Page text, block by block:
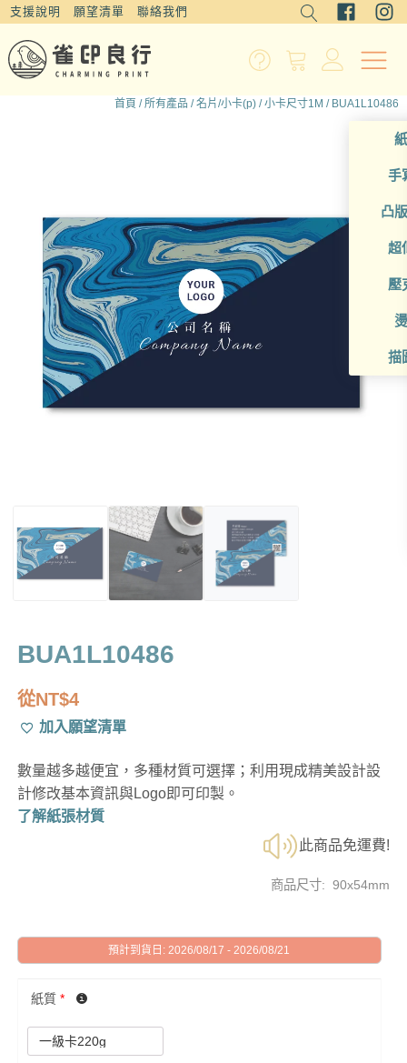
支援說明 願望清單 聯絡我們
手
凸
超
壓
描
首頁 /所有產品 /名片/小卡(p) /小卡尺寸1M / BUA1L10486
BUA1L10486
從NT$4
加入願望清單
數量越多越便宜，多種材質可選擇；利用現成精美設計設
計修改基本資訊與Logo即可印製。
了解紙張材質
此商品免運費!
商品尺寸: 90x54mm
預計到貨日: 2026/08/17 - 2026/08/21
紙質 *